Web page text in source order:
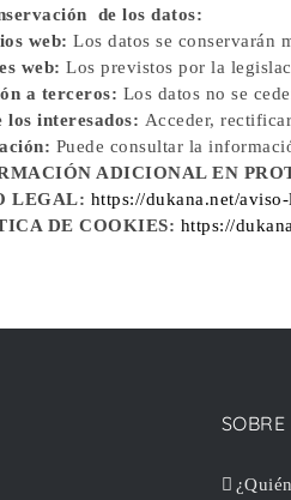
de los datos:
web: Los datos se conservarán
web: Los previstos por la
a terceros: Los datos no se
los interesados: Acceder,
Puede consultar la
ADICIONAL EN
LEGAL: https://dukana.net/
DE COOKIES: https://